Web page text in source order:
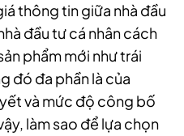
thông tin giữa nhà đầu
đầu tư cá nhân cách
phẩm mới như trái
đó đa phần là của
và mức độ công bố
làm sao để lựa chọn